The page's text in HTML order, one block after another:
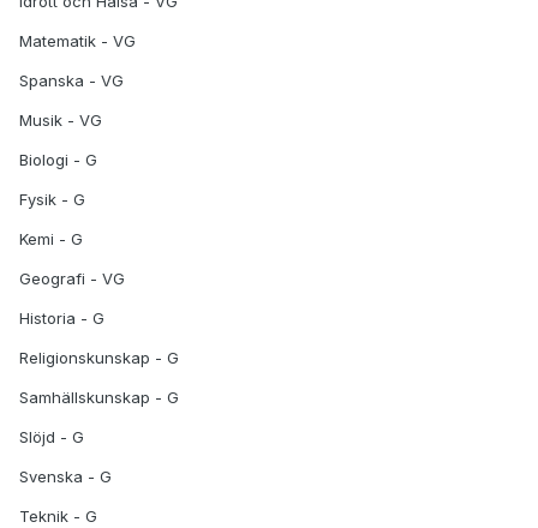
Matematik - VG
Spanska - VG
Musik - VG
Biologi - G
Fysik - G
Kemi - G
Geografi - VG
Historia - G
Religionskunskap - G
Samhällskunskap - G
Slöjd - G
Svenska - G
Teknik - G